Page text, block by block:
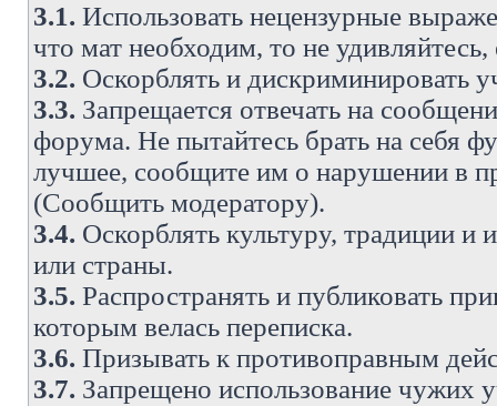
3.1. Использовать нецензурные
что мат необходим, то не
3.2. Оскорблять и дискриминировать
3.3. Запрещается отвечать на
форума. Не пытайтесь брать на себя
лучшее, сообщите им о нарушении в
(Сообщить модератору).
3.4. Оскорблять культуру, традиции
или страны.
3.5. Распространять и публиковать
которым велась переписка.
3.6. Призывать к противоправным
3.7. Запрещено использование чужих